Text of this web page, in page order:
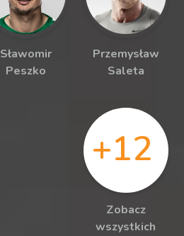
Sławomir
Peszko
Przemysław
Saleta
+12
Zobacz
wszystkich